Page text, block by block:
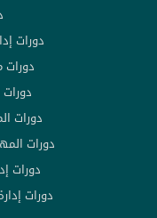
دورات
دورات
دورات
دورات
دورات
دورات